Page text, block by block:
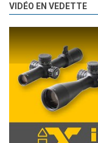
VIDÉO EN VEDETTE